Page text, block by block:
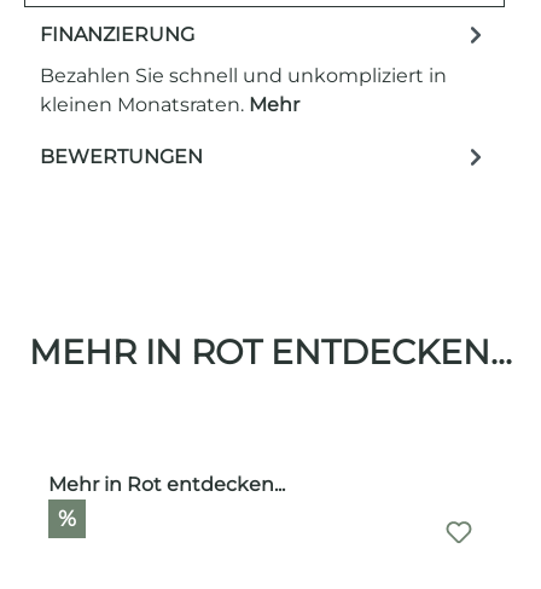
FINANZIERUNG
Bezahlen Sie schnell und unkompliziert in
kleinen Monatsraten. Mehr
BEWERTUNGEN
MEHR IN ROT ENTDECKEN...
Produktgalerie überspringen
Mehr in Rot entdecken...
%